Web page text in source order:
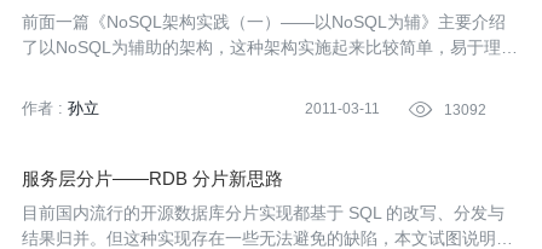
前面一篇《NoSQL架构实践（一）——以NoSQL为辅》主要介绍
了以NoSQL为辅助的架构，这种架构实施起来比较简单，易于理
SQL带来的风险。接下来我们继续深入下去，换另外一个角度，“以
作者 : 孙立 2011-03-11  13092
服务层分片——RDB 分片新思路
目前国内流行的开源数据库分片实现都基于 SQL 的改写、分发与
结果归并。但这种实现存在一些无法避免的缺陷，本文试图说明白